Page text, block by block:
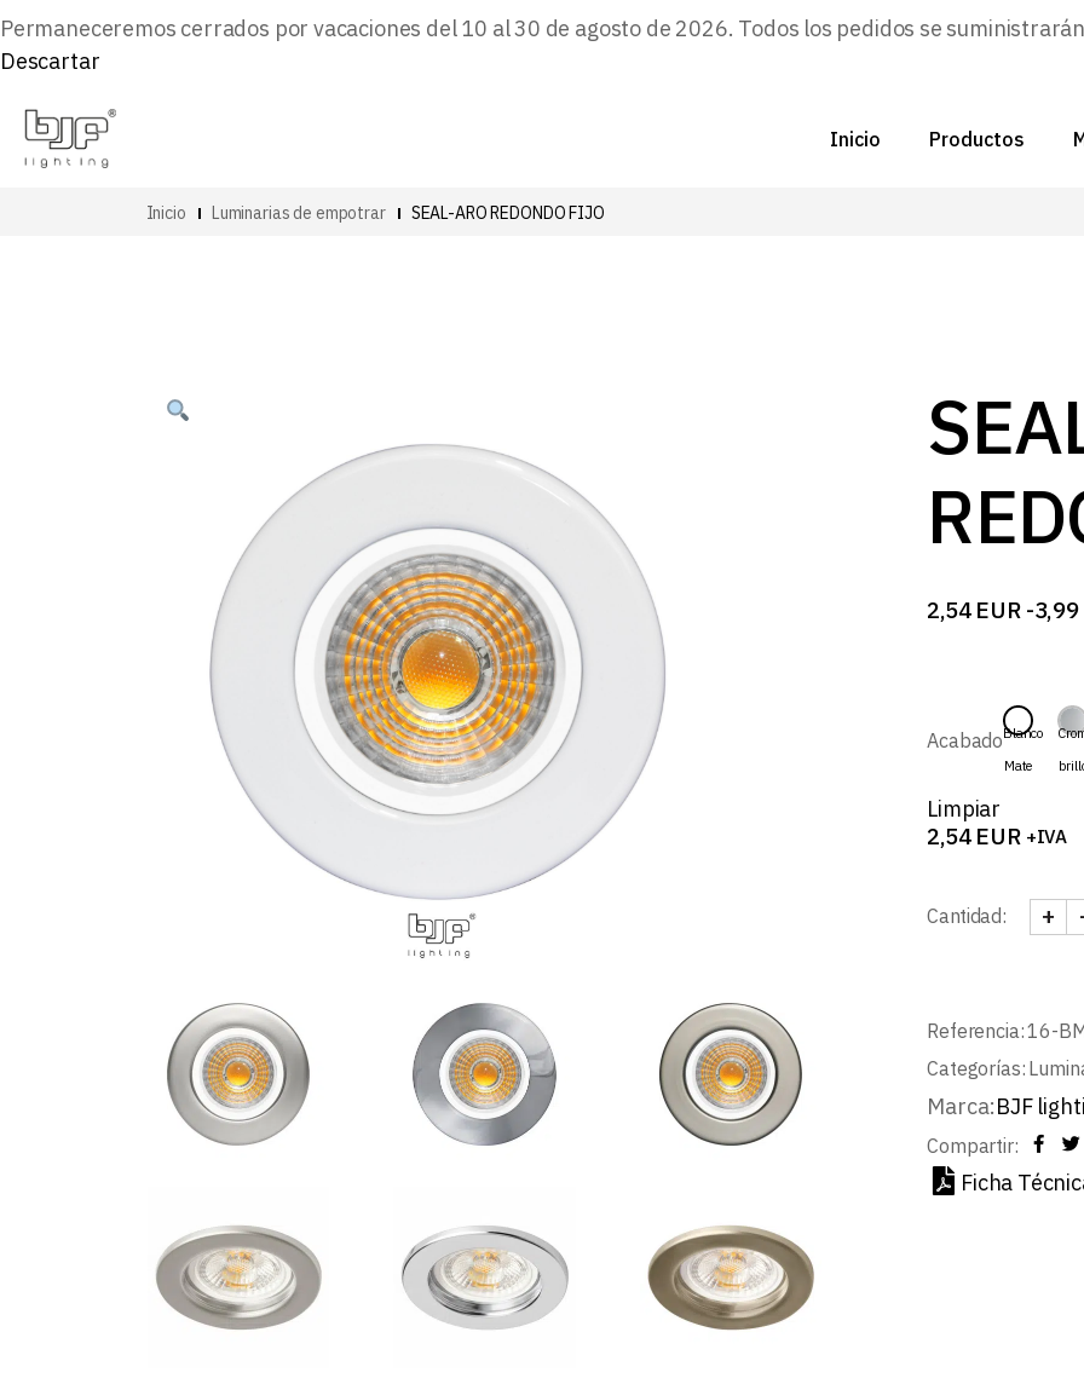
Permaneceremos cerrados por vacaciones del 10 al 30 de agosto de 2026. Todos los pedidos se
Descartar
Inicio Productos
Inicio Luminarias de empotrar SEAL-ARO REDONDO FIJO
2,54 EUR -3,99
Rango
2,54 EUR
hasta
3,99 EUR
AcabadoBlanco
Mate
Limpiar
2,54 EUR +IVA
Cantidad: +
Referencia:16-
Categorías:
Marca:BJF
Compartir:
Ficha